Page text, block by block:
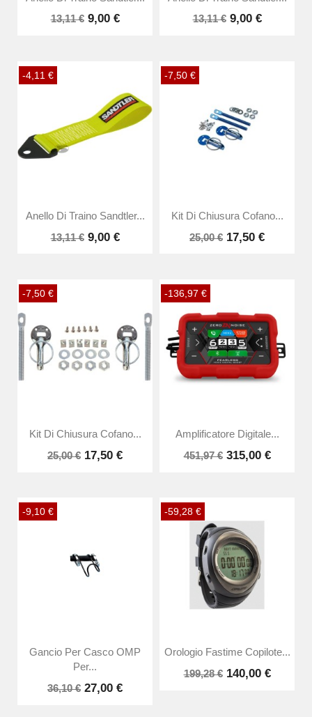
13,11 € 9,00 €
13,11 € 9,00 €
-4,11 €
Anello Di Traino Sandtler...
13,11 € 9,00 €
-7,50 €
Kit Di Chiusura Cofano...
25,00 € 17,50 €
-7,50 €
Kit Di Chiusura Cofano...
25,00 € 17,50 €
-136,97 €
Amplificatore Digitale...
451,97 € 315,00 €
-9,10 €
Gancio Per Casco OMP
Per...
36,10 € 27,00 €
-59,28 €
Orologio Fastime Copilote...
199,28 € 140,00 €